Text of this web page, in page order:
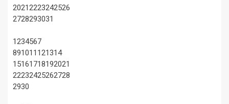
20212223242526
2728293031
1234567
891011 121314
15161718192021
22232425262728
2930